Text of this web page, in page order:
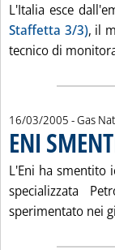
L'Italia esce
Staffetta 3/3), il
tecnico di
16/03/2005 - Gas
ENI
L'Eni ha smentito
specializzata
sperimentato nei